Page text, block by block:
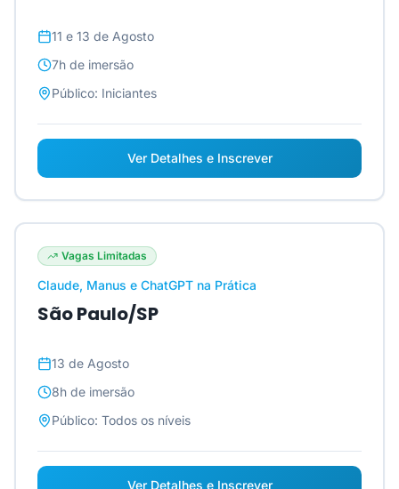
11 e 13 de Agosto
7h de imersão
Público: Iniciantes
Ver Detalhes e Inscrever
Vagas Limitadas
Claude, Manus e ChatGPT na Prática
São Paulo/SP
13 de Agosto
8h de imersão
Público: Todos os níveis
Ver Detalhes e Inscrever